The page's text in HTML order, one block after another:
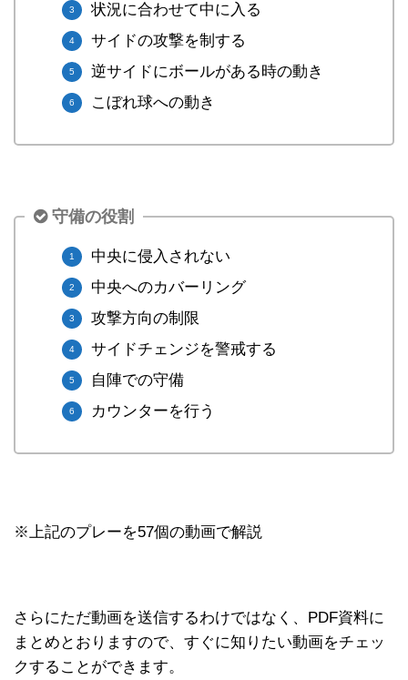
状況に合わせて中に入る
サイドの攻撃を制する
逆サイドにボールがある時の動き
こぼれ球への動き
守備の役割
中央に侵入されない
中央へのカバーリング
攻撃方向の制限
サイドチェンジを警戒する
自陣での守備
カウンターを行う
※上記のプレーを57個の動画で解説
さらにただ動画を送信するわけではなく、PDF資料に
まとめとおりますので、すぐに知りたい動画をチェッ
クすることができます。